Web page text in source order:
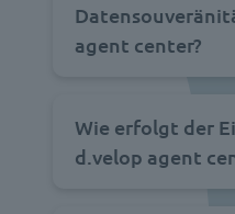
agent center?
Wie erfolgt der
d.velop agent